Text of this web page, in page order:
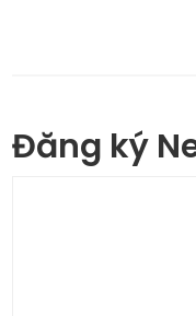
Đăng ký